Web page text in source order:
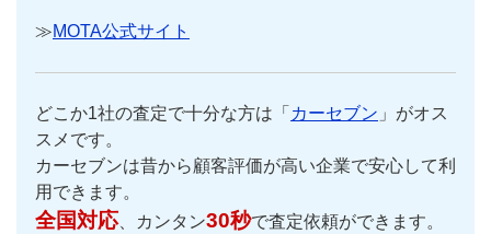
≫MOTA公式サイト
どこか1社の査定で十分な方は「 カーセブン 」がオス
スメです。
カーセブンは昔から顧客評価が高い企業で安心して利
用できます。
全国対応、カンタン30秒で査定依頼ができます。